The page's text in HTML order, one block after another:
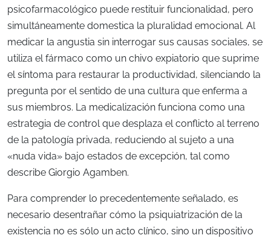
psicofarmacológico puede restituir funcionalidad, pero
simultáneamente domestica la pluralidad emocional. Al
medicar la angustia sin interrogar sus causas sociales, se
utiliza el fármaco como un chivo expiatorio que suprime
el síntoma para restaurar la productividad, silenciando la
pregunta por el sentido de una cultura que enferma a
sus miembros. La medicalización funciona como una
estrategia de control que desplaza el conflicto al terreno
de la patología privada, reduciendo al sujeto a una
«nuda vida» bajo estados de excepción, tal como
describe Giorgio Agamben.
Para comprender lo precedentemente señalado, es
necesario desentrañar cómo la psiquiatrización de la
existencia no es sólo un acto clínico, sino un dispositivo